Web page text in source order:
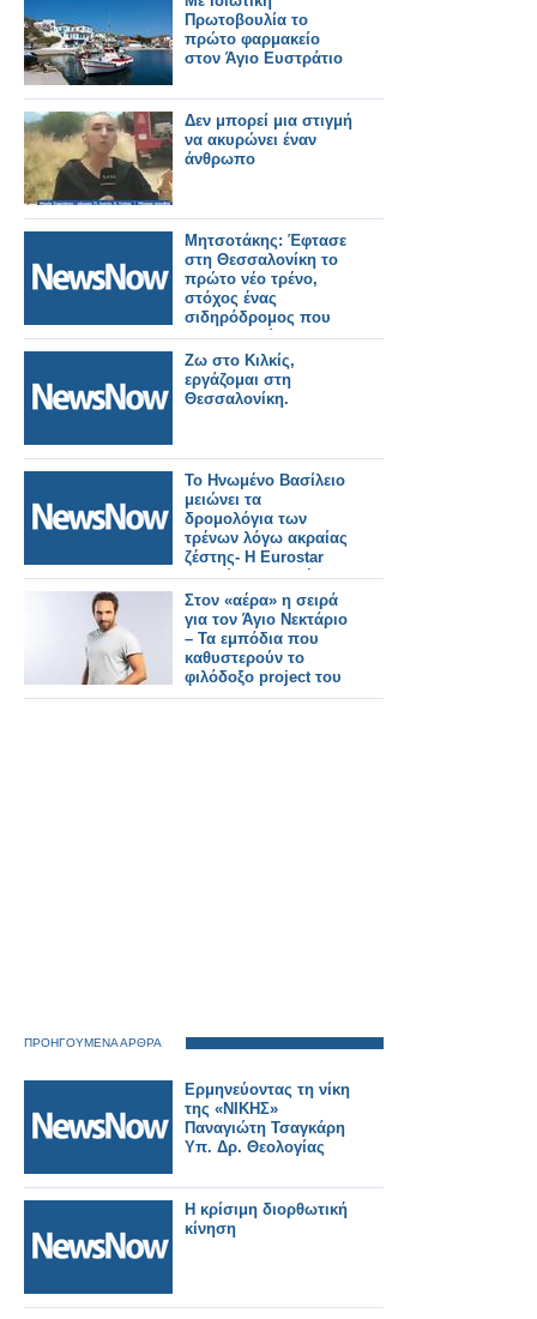
Πρωτοβουλία το
πρώτο φαρμακείο
στον Άγιο Ευστράτιο
Δεν μπορεί μια στιγμή
να ακυρώνει έναν
άνθρωπο
Μητσοτάκης: Έφτασε
στη Θεσσαλονίκη το
πρώτο νέο τρένο,
στόχος ένας
σιδηρόδρομος που
θα εμπιστεύονται οι
πολίτες.
Ζω στο Κιλκίς,
εργάζομαι στη
Θεσσαλονίκη.
Το Ηνωμένο Βασίλειο
μειώνει τα
δρομολόγια των
τρένων λόγω ακραίας
ζέστης- Η Eurostar
ακυρώνει ορισμένα
δρομολόγια.
Στον «αέρα» η σειρά
για τον Άγιο Νεκτάριο
– Τα εμπόδια που
καθυστερούν το
φιλόδοξο project του
Alpha
ΠΡΟΗΓΟΥΜΕΝΑ ΑΡΘΡΑ
Ερμηνεύοντας τη νίκη
της «ΝΙΚΗΣ»
Παναγιώτη Τσαγκάρη
Υπ. Δρ. Θεολογίας
Η κρίσιμη διορθωτική
κίνηση